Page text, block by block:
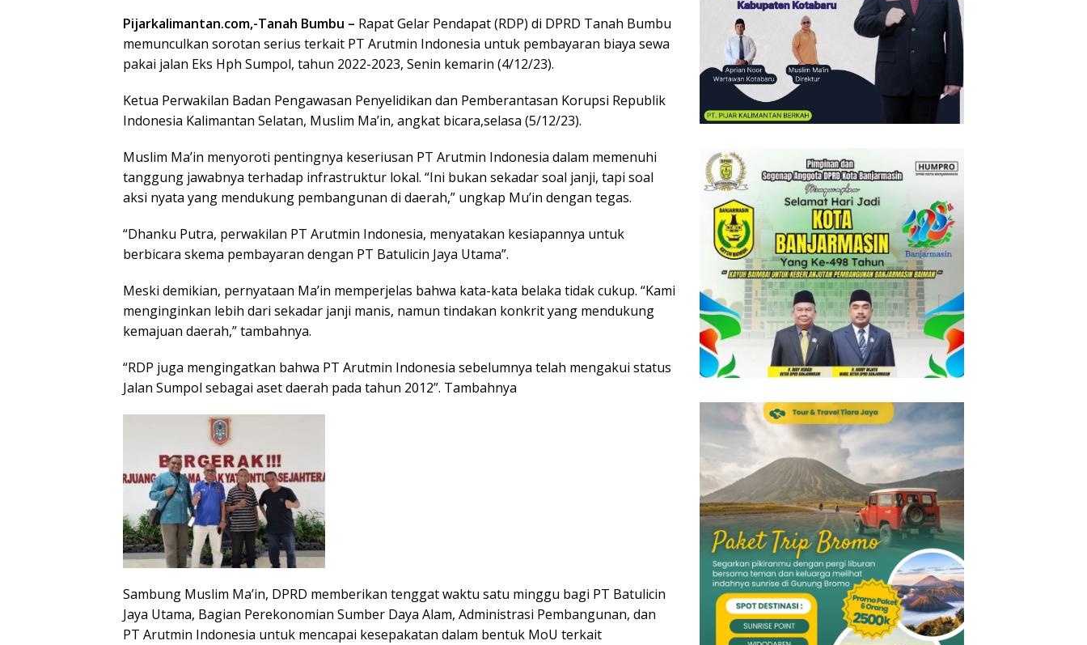
b
o
o
k
s
A
p
p
e
Pijarkalimantan.com,-Tanah Bumbu – Rapat Gelar Pendapat (RDP) di DPRD Tanah Bumbu
memunculkan sorotan serius terkait PT Arutmin Indonesia untuk pembayaran biaya sewa
pakai jalan Eks Hph Sumpol, tahun 2022-2023, Senin kemarin (4/12/23).
Ketua Perwakilan Badan Pengawasan Penyelidikan dan Pemberantasan Korupsi Republik
Indonesia Kalimantan Selatan, Muslim Ma’in, angkat bicara,selasa (5/12/23).
Muslim Ma’in menyoroti pentingnya keseriusan PT Arutmin Indonesia dalam memenuhi
tanggung jawabnya terhadap infrastruktur lokal. “Ini bukan sekadar soal janji, tapi soal
aksi nyata yang mendukung pembangunan di daerah,” ungkap Mu’in dengan tegas.
“Dhanku Putra, perwakilan PT Arutmin Indonesia, menyatakan kesiapannya untuk
berbicara skema pembayaran dengan PT Batulicin Jaya Utama”.
Meski demikian, pernyataan Ma’in memperjelas bahwa kata-kata belaka tidak cukup. “Kami
menginginkan lebih dari sekadar janji manis, namun tindakan konkrit yang mendukung
kemajuan daerah,” tambahnya.
“RDP juga mengingatkan bahwa PT Arutmin Indonesia sebelumnya telah mengakui status
Jalan Sumpol sebagai aset daerah pada tahun 2012”. Tambahnya
Sambung Muslim Ma’in, DPRD memberikan tenggat waktu satu minggu bagi PT Batulicin
Jaya Utama, Bagian Perekonomian Sumber Daya Alam, Administrasi Pembangunan, dan
PT Arutmin Indonesia untuk mencapai kesepakatan dalam bentuk MoU terkait